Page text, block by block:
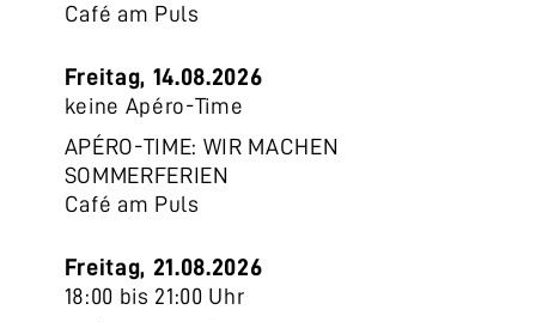
Café am Puls
Freitag, 14.08.2026
keine Apéro-Time
APÉRO-TIME: WIR MACHEN
SOMMERFERIEN
Café am Puls
Freitag, 21.08.2026
18:00 bis 21:00 Uhr